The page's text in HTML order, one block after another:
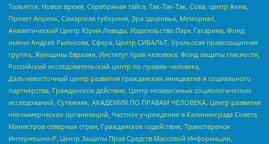
Тольятти, Новое время, Серебряная тайга, Так-Так-Так, Сова, центр Анна,
Проект Апрель, Самарская губерния, Эра здоровья, Мемориал,
Аналитический Центр Юрия Левады, Издательство Парк Гагарина, Фонд
имени Андрея Рылькова, Сфера, Центр СИБАЛЬТ, Уральская правозащитная
группа, Женщины Евразии, Институт прав человека, Фонд защиты гласности,
Российский исследовательский центр по правам человека,
Дальневосточный центр развития гражданских инициатив и социального
партнерства, Гражданское действие, Центр независимых социологических
исследований, Сутяжник, АКАДЕМИЯ ПО ПРАВАМ ЧЕЛОВЕКА, Центр развития
некоммерческих организаций, Частное учреждение в Калининграде Совета
Министров северных стран, Гражданское содействие, Трансперенси
Интернешнл-Р, Центр Защиты Прав Средств Массовой Информации,